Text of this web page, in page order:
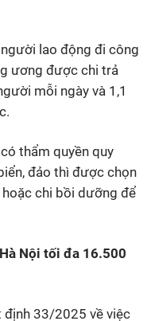
lao động đi công
ương được chi trả
mỗi ngày và 1,1
thẩm quyền quy
đảo thì được chọn
chi bồi dưỡng để
Nội tối đa 16.500
định 33/2025 về việc